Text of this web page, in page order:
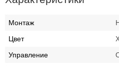
Монтаж
Цвет
Управление